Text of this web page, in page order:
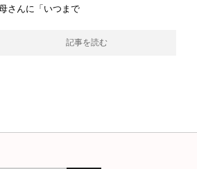
さんに「いつまで
記事を読む